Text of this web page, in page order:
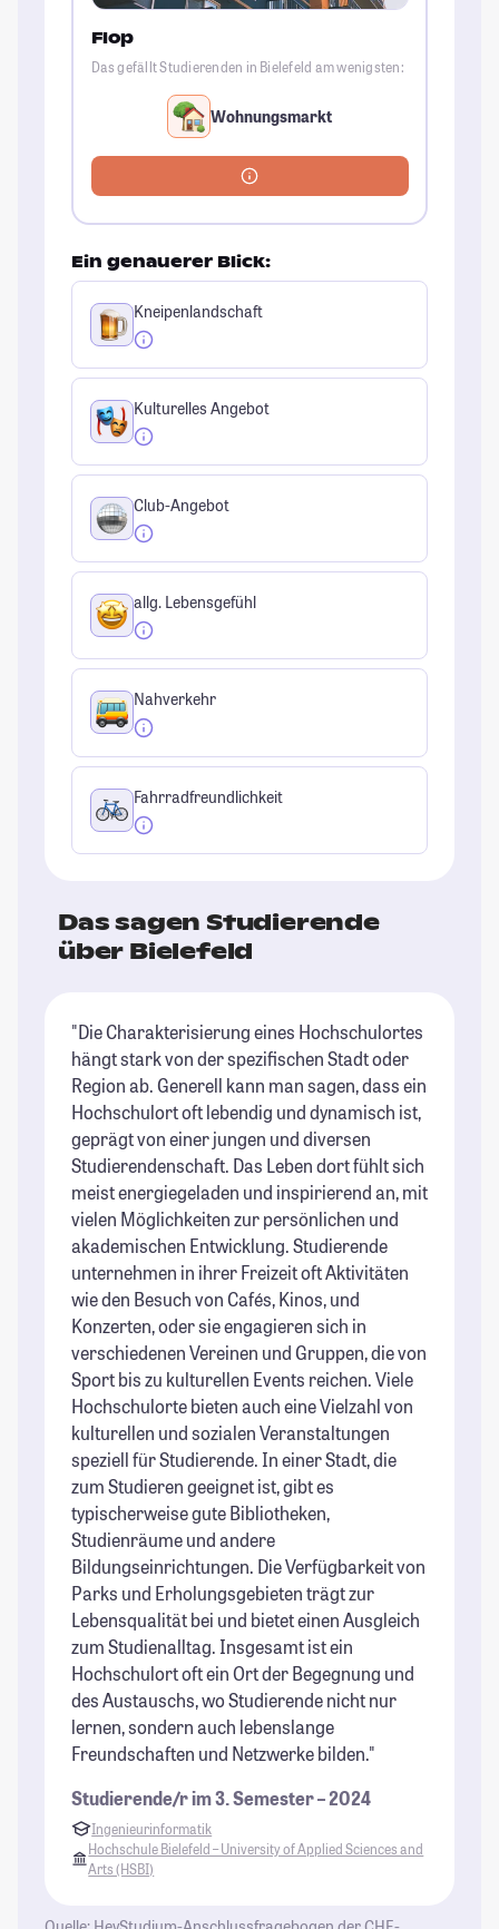
Flop
Das gefällt Studierenden in Bielefeld am wenigsten:
Wohnungsmarkt
Ein genauerer Blick:
Kneipenlandschaft
Kulturelles Angebot
Club-Angebot
allg. Lebensgefühl
Nahverkehr
Fahrradfreundlichkeit
Das sagen Studierende
über Bielefeld
"Die Charakterisierung eines Hochschulortes
hängt stark von der spezifischen Stadt oder
Region ab. Generell kann man sagen, dass ein
Hochschulort oft lebendig und dynamisch ist,
geprägt von einer jungen und diversen
Studierendenschaft. Das Leben dort fühlt sich
meist energiegeladen und inspirierend an, mit
vielen Möglichkeiten zur persönlichen und
akademischen Entwicklung. Studierende
unternehmen in ihrer Freizeit oft Aktivitäten
wie den Besuch von Cafés, Kinos, und
Konzerten, oder sie engagieren sich in
verschiedenen Vereinen und Gruppen, die von
Sport bis zu kulturellen Events reichen. Viele
Hochschulorte bieten auch eine Vielzahl von
kulturellen und sozialen Veranstaltungen
speziell für Studierende. In einer Stadt, die
zum Studieren geeignet ist, gibt es
typischerweise gute Bibliotheken,
Studienräume und andere
Bildungseinrichtungen. Die Verfügbarkeit von
Parks und Erholungsgebieten trägt zur
Lebensqualität bei und bietet einen Ausgleich
zum Studienalltag. Insgesamt ist ein
Hochschulort oft ein Ort der Begegnung und
des Austauschs, wo Studierende nicht nur
lernen, sondern auch lebenslange
Freundschaften und Netzwerke bilden."
Studierende/r im 3. Semester – 2024
Ingenieurinformatik
Hochschule Bielefeld – University of Applied Sciences and
Arts (HSBI)